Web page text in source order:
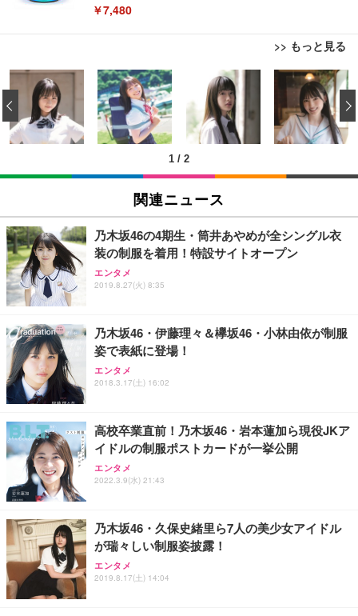
￥7,480
>> もっと見る
[EdoErgo] オフィスチェア 椅子 テレワーク 疲れな
い 跳ね上げ式アームレスト コンパクト 約105度ロッ
キング pc 事務椅子 360度回転 座面昇降 強化ナイロ
ン樹脂ベース 通気性メッシュ 在宅ワーク H-WY01
(黒網+黒枠+黒足)
￥5,699
SIHOO B100 オフィスチェア／デスクチェア メッシ
ュチェア 人間工学 疲れない ブラック
￥27,999
Sezlife オフィスチェア デスクチェア 疲れない テレ
ワーク チェア 強化バックレスト 30度ロッキング機
能 人間工学 椅子 腰サポート 90度跳ね上げ式アーム
務用 おしゃれ パソコンチェア (ブラック)
Sezlife オフィスチェア デスクチェア 疲れない テレ
ワーク チェア 強化バックレスト 30度ロッキング機
能 人間工学 椅子 腰サポート 90度跳ね上げ式アーム
務用 おしゃれ パソコンチェア (ホワイト)
ANDWINT オフィスチェア デスクチェア 肘なし メ
ッシュ 通気性 ランバーサポート付き 腰サポート ガ
ス圧無段階昇降 360度回転 キャスター付き コンパク
EIZO ビジネス向けプレミアムモニター | FlexScan
EV3240X-WT | 31.5型4K UHD・USB Type-C・ホワ
イト
￥105,595
EIZO ビジネス向けプレミアムモニター | FlexScan
￥109,572
【純正品】27"ゲーミングモニター DualSense 充電
フック付き（CFI-ZDM1J）
【整備済み品】Dell E2724HS 27インチ 液晶モニタ
ー フルHD（1920×1080）VA 非光沢 HDMI/DisplayP
ort/VGA スピーカー内蔵 高さ調整 スイベル VESA対
【MiniLED/24.5inch/280Hz/FHD】GRAPHT THE S
HOOTER Gaming Monitor 24” Essential ゲーミン
グモニター QD 24.5インチ 1ms FHD 量子ドット 残
Amazonベーシック ペットシーツ 薄型 レギュラー 1
回使い捨て 無香料 ホワイト 300枚
￥3,373
Amazonベーシック ペットシーツ 厚型 ワイド 42枚
x2袋(84枚) ホワイト(吸収面:ライトブルー)
￥3,234
ネオ・ルーライフ ネオ・オムツ L 中型犬用 26枚入
り 単品
Smart Basic(スマートベーシック) 【Amazon.co.jp
限定】 Smart Basic アイリスオーヤマ ペットシーツ
超厚型 お徳用 ワイド 100枚入 (x 1) (ケース販売)
アイリスオーヤマ ペットシーツ 超厚型 お徳用 レギ
ュラー 200枚入【Amazon.co.jp限定】
1 / 2
‹
関連ニュース
乃木坂46の4期生・筒井あやめが全シングル衣
装の制服を着用！特設サイトオープン
エンタメ
2019.8.27(火) 8:35
乃木坂46・伊藤理々＆欅坂46・小林由依が制服
姿で表紙に登場！
エンタメ
2018.3.17(土) 16:02
高校卒業直前！乃木坂46・岩本蓮加ら現役JKア
イドルの制服ポストカードが一挙公開
エンタメ
2022.3.9(水) 21:43
乃木坂46・久保史緒里ら7人の美少女アイドル
が瑞々しい制服姿披露！
エンタメ
2019.8.17(土) 14:04